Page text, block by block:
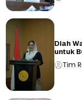
Diah
untuk
Tim